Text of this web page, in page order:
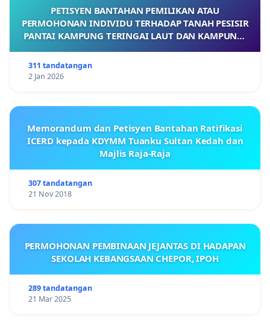
PETISYEN BANTAHAN PEMILIKAN ATAU
PERMOHONAN INDIVIDU TERHADAP TANAH PESISIR
PANTAI KAMPUNG TERINGAI LAUT DAN KAMPUNG-
311 tandatangan
2 Jan 2026
Memorandum dan Petisyen Bantahan Ratifikasi
ICERD kepada KDYMM Tuanku Sultan Kedah dan
Majlis Raja-Raja
307 tandatangan
21 Nov 2018
PERMOHONAN PEMBINAAN JEJANTAS DI HADAPAN
SEKOLAH KEBANGSAAN CHEPOR, IPOH
289 tandatangan
21 Mar 2025